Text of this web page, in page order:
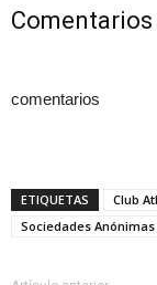
Comentarios
comentarios
ETIQUETAS
Club
Sociedades